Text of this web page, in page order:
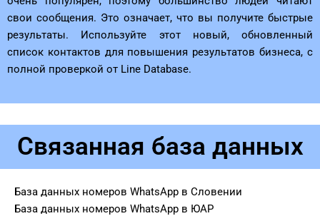
свои сообщения. Это означает, что вы получите быстрые
результаты. Используйте этот новый, обновленный
список контактов для повышения результатов бизнеса, с
полной проверкой от Line Database.
Связанная база данных
База данных номеров WhatsApp в Словении
База данных номеров WhatsApp в ЮАР